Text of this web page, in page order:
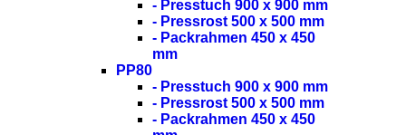
- Presstuch 900 x 900 mm
- Pressrost 500 x 500 mm
- Packrahmen 450 x 450
mm
PP80
- Presstuch 900 x 900 mm
- Pressrost 500 x 500 mm
- Packrahmen 450 x 450